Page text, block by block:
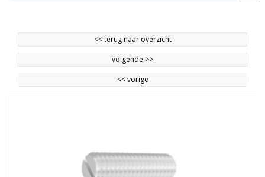
<<terug naar overzicht
volgende >>
<<vorige